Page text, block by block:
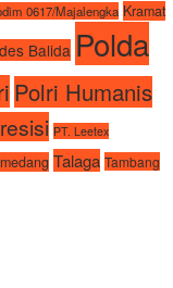
0617/Majalengka Kramat
Balida Polda
Polri Humanis
PT. Leetex
Talaga Tambang